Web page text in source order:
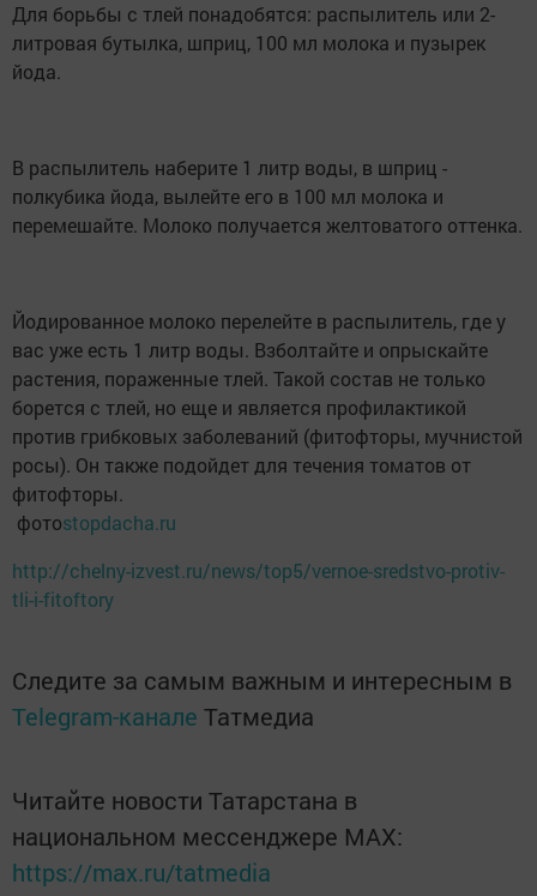
Для борьбы с тлей понадобятся: распылитель или 2-
литровая бутылка, шприц, 100 мл молока и пузырек
йода.
В распылитель наберите 1 литр воды, в шприц -
полкубика йода, вылейте его в 100 мл молока и
перемешайте. Молоко получается желтоватого оттенка.
Йодированное молоко перелейте в распылитель, где у
вас уже есть 1 литр воды. Взболтайте и опрыскайте
растения, пораженные тлей. Такой состав не только
борется с тлей, но еще и является профилактикой
против грибковых заболеваний (фитофторы, мучнистой
росы). Он также подойдет для течения томатов от
фитофторы.
фотоstopdacha.ru
http://chelny-izvest.ru/news/top5/vernoe-sredstvo-protiv-
tli-i-fitoftory
Следите за самым важным и интересным в
Telegram-канале Татмедиа
Читайте новости Татарстана в
национальном мессенджере MАХ:
https://max.ru/tatmedia